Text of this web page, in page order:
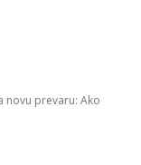
novu prevaru: Ako